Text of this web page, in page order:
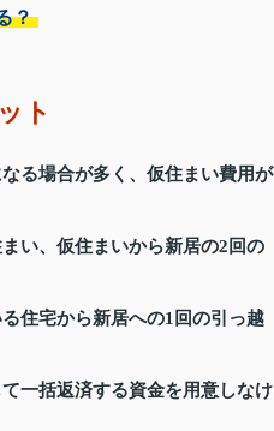
？
ト
る場合が多く、仮住まい費用が
い、仮住まいから新居の2回の
住宅から新居への1回の引っ越
一括返済する資金を用意しなけ